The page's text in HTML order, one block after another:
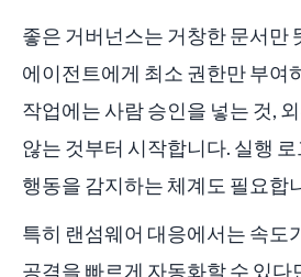
좋은 거버넌스는 거창한 문서만
에이전트에게 최소 권한만 부여
작업에는 사람 승인을 넣는 것,
않는 것부터 시작합니다. 실행
행동을 감지하는 체계도 필요합
특히 랜섬웨어 대응에서는 속도
공격을 빠르게 자동화할 수 있다